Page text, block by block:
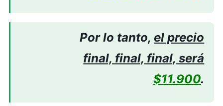
Por lo tanto, el precio
final, final, final, será
$11.900.